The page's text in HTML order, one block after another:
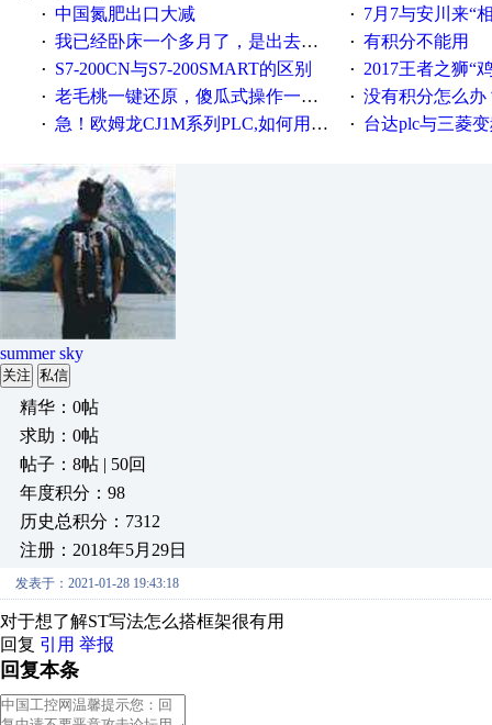
· 中国氮肥出口大减 · 7月7与安川来“
· 我已经卧床一个多月了，是出去安装机械手在高速遭遇车祸所致:大家工作都要特别注意啊 · 有积分不能用
· S7-200CN与S7-200SMART的区别 · 2017王者之狮“鸡”情签到
· 老毛桃一键还原，傻瓜式操作一键轻松备份还原；程序为向导式安装，一键即可实现自动备份或还原系统。 · 没有积分怎么办
· 急！欧姆龙CJ1M系列PLC,如何用时间控制变频器。要求时间在组态王中可以自由输入！拜托各位大神了！ · 台达plc与三菱
summer sky
关注 私信
精华：0帖
求助：0帖
帖子：8帖 | 50回
年度积分：98
历史总积分：7312
注册：2018年5月29日
发表于：2021-01-28 19:43:18
对于想了解ST写法怎么搭框架很有用
回复 引用 举报
回复本条